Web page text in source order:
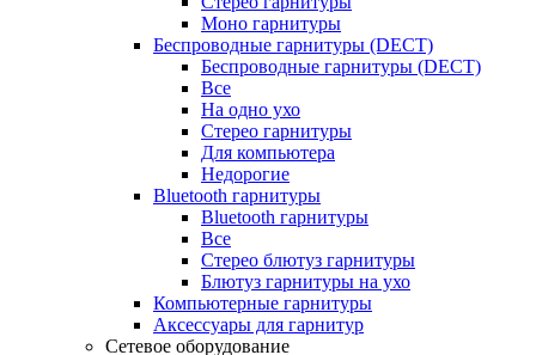
Моно гарнитуры
Беспроводные гарнитуры (DECT)
Беспроводные гарнитуры (DECT)
Все
На одно ухо
Стерео гарнитуры
Для компьютера
Недорогие
Bluetooth гарнитуры
Bluetooth гарнитуры
Все
Стерео блютуз гарнитуры
Блютуз гарнитуры на ухо
Компьютерные гарнитуры
Аксессуары для гарнитур
Сетевое оборудование